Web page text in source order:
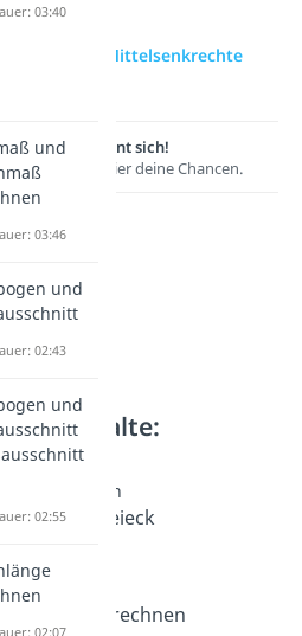
Videoseite: Mittelsenkrechte
Lernen lohnt sich!
Entdecke hier deine Chancen.
Inhalte:
berechnen
Dreieck
Formeln
03:48
Dreieck berechnen
03:40
und
03:46
und
02:43
und
02:55
02:07